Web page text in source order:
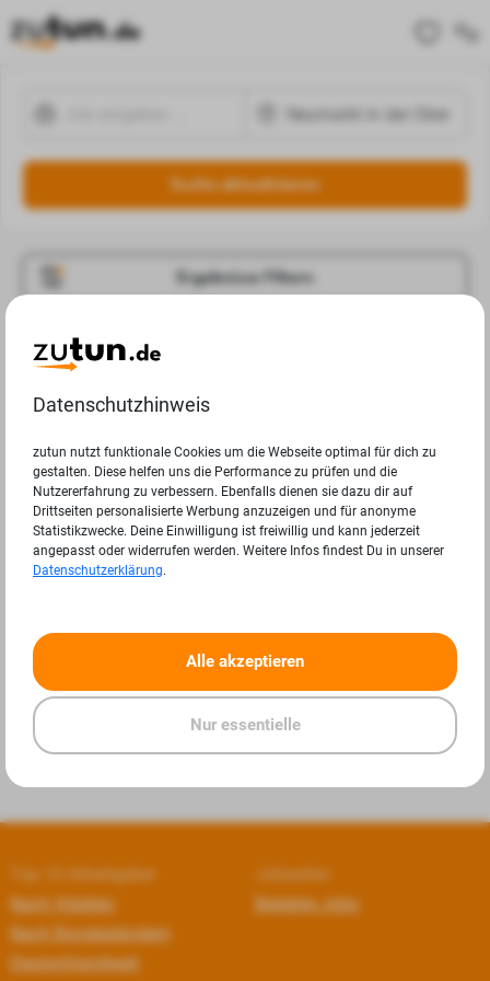
Suche aktualisieren
Ergebnisse Filtern
Jobangebote
leider keine Ergebnisse.
« »
Top 10 Arbeitgeber
Nach Städten
Nach Bundesländern
Deutschlandweit
Jobseiten
Beliebte Jobs
Datenschutzhinweis
zutun nutzt funktionale Cookies um die Webseite optimal für dich zu
gestalten. Diese helfen uns die Performance zu prüfen und die
Nutzererfahrung zu verbessern. Ebenfalls dienen sie dazu dir auf
Drittseiten personalisierte Werbung anzuzeigen und für anonyme
Statistikzwecke. Deine Einwilligung ist freiwillig und kann jederzeit
angepasst oder widerrufen werden. Weitere Infos findest Du in unserer
Datenschutzerklärung.
Alle akzeptieren
Nur essentielle